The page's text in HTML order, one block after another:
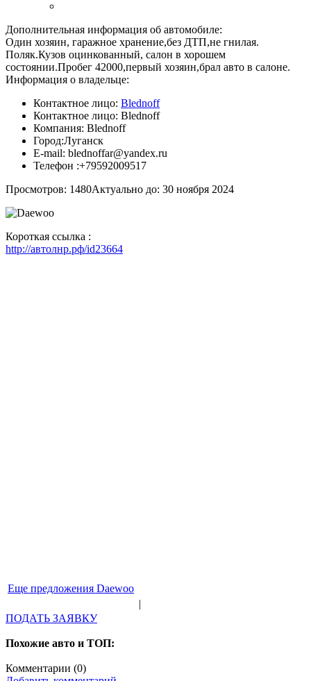
Дополнительная информация об автомобиле:
Один хозяин, гаражное хранение,без ДТП,не гнилая.
Поляк.Кузов оцинкованный, салон в хорошем
состоянии.Пробег 42000,первый хозяин,брал авто в салоне.
Информация о владельце:
Контактное лицо: Blednoff
Контактное лицо: Blednoff
Компания: Blednoff
Город:Луганск
E-mail: blednoffar@yandex.ru
Телефон :+79592009517
Просмотров: 1480Актуально до: 30 ноября 2024
Короткая ссылка :
http://автолнр.рф/id23664
Еще предложения Daewoo
|
ПОДАТЬ ЗАЯВКУ
Похожие авто и ТОП:
Комментарии (0)